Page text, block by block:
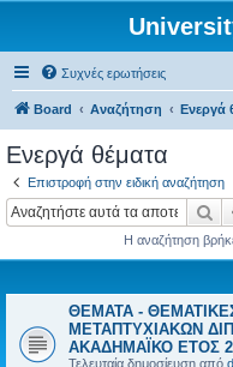
Συχνές ερωτήσεις
Board Αναζήτηση Ενεργά
Ενεργά θέματα
Επιστροφή στην ειδική αναζήτηση
Η αναζήτηση
ΘΕΜΑΤΑ -
ΜΕΤΑΠΤΥΧΙΑΚΩΝ
ΑΚΑΔΗΜΑΪΚΟ ΕΤΟΣ
Τελευταία δημοσίευση από